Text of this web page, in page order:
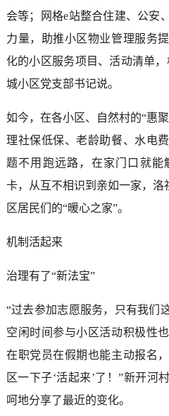
会等；网格e站整合住建、公安
力量，助推小区物业管理服务
化的小区服务项目、活动清单
城小区党支部书记说。
如今，在各小区、自然村的“惠
理社保低保、老龄助餐、水电
题不用跑远路，在家门口就
卡，从互不相识到亲如一家，洛
区居民们的“暖心之家”。
机制活起来
治理有了“新法宝”
“过去参加志愿服务，只有我们
空闲时间参与小区活动积极性
在职党员在假期也能主动报名
区一下子‘活起来’了！”新开河
呵地分享了最近的变化。